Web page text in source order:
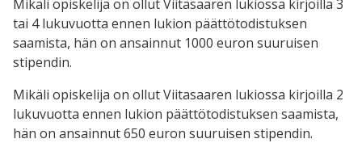
Mikäli opiskelija on ollut Viitasaaren lukiossa kirjoilla 3
tai 4 lukuvuotta ennen lukion päättötodistuksen
saamista, hän on ansainnut 1000 euron suuruisen
stipendin.
Mikäli opiskelija on ollut Viitasaaren lukiossa kirjoilla 2
lukuvuotta ennen lukion päättötodistuksen saamista,
hän on ansainnut 650 euron suuruisen stipendin.